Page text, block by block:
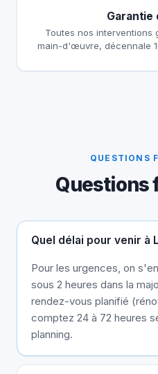
Garantie
Toutes nos interventions
main-d'œuvre, décennale
QUESTIONS
Questions
Quel délai pour venir à
Pour les urgences, on
sous 2 heures dans la
rendez-vous planifié
comptez 24 à 72 heures
planning.